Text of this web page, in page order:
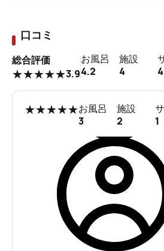
口コミ
総合評価
★★★★★3.9
お風呂
4.2
施設
4 4
★★★★★お風呂
3
施設
2 1